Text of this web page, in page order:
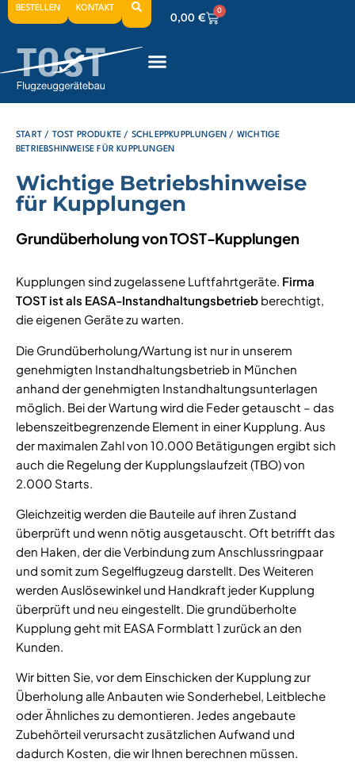
BESTELLEN KONTAKT
0,00 €
0
0,00€ 0
0,00€ 0
START / TOST PRODUKTE / SCHLEPPKUPPLUNGEN / WICHTIGE
BETRIEBSHINWEISE FÜR KUPPLUNGEN
Wichtige Betriebshinweise
für Kupplungen
Grundüberholung von TOST-Kupplungen
Kupplungen sind zugelassene Luftfahrtgeräte. Firma
TOST ist als EASA-Instandhaltungsbetrieb berechtigt,
die eigenen Geräte zu warten.
Die Grundüberholung/Wartung ist nur in unserem
genehmigten Instandhaltungsbetrieb in München
anhand der genehmigten Instandhaltungsunterlagen
möglich. Bei der Wartung wird die Feder getauscht – das
lebenszeitbegrenzende Element in einer Kupplung. Aus
der maximalen Zahl von 10.000 Betätigungen ergibt sich
auch die Regelung der Kupplungslaufzeit (TBO) von
2.000 Starts.
Gleichzeitig werden die Bauteile auf ihren Zustand
überprüft und wenn nötig ausgetauscht. Oft betrifft das
den Haken, der die Verbindung zum Anschlussringpaar
und somit zum Segelflugzeug darstellt. Des Weiteren
werden Auslösewinkel und Handkraft jeder Kupplung
überprüft und neu eingestellt. Die grundüberholte
Kupplung geht mit EASA Formblatt 1 zurück an den
Kunden.
Wir bitten Sie, vor dem Einschicken der Kupplung zur
Überholung alle Anbauten wie Sonderhebel, Leitbleche
oder Ähnliches zu demontieren. Jedes angebaute
Zubehörteil verursacht zusätzlichen Aufwand und
dadurch Kosten, die wir Ihnen berechnen müssen.